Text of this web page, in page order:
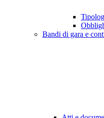
Bandi di gara e